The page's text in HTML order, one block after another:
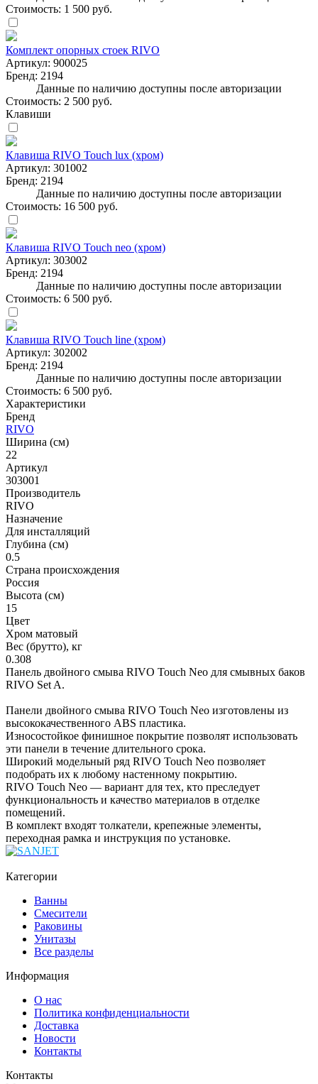
Стоимость: 1 500 руб.
Комплект опорных стоек RIVO
Артикул: 900025
Бренд: 2194
Данные по наличию доступны после авторизации
Стоимость: 2 500 руб.
Клавиши
Клавиша RIVO Touch lux (хром)
Артикул: 301002
Бренд: 2194
Данные по наличию доступны после авторизации
Стоимость: 16 500 руб.
Клавиша RIVO Touch neo (хром)
Артикул: 303002
Бренд: 2194
Данные по наличию доступны после авторизации
Стоимость: 6 500 руб.
Клавиша RIVO Touch line (хром)
Артикул: 302002
Бренд: 2194
Данные по наличию доступны после авторизации
Стоимость: 6 500 руб.
Характеристики
Бренд
RIVO
Ширина (см)
22
Артикул
303001
Производитель
RIVO
Назначение
Для инсталляций
Глубина (см)
0.5
Страна происхождения
Россия
Высота (см)
15
Цвет
Хром матовый
Вес (брутто), кг
0.308
Панель двойного смыва RIVO Touch Neo для смывных баков
RIVO Set A.
Панели двойного смыва RIVO Touch Neo изготовлены из
высококачественного ABS пластика.
Износостойкое финишное покрытие позволят использовать
эти панели в течение длительного срока.
Широкий модельный ряд RIVO Touch Neo позволяет
подобрать их к любому настенному покрытию.
RIVO Touch Neo — вариант для тех, кто преследует
функциональность и качество материалов в отделке
помещений.
В комплект входят толкатели, крепежные элементы,
переходная рамка и инструкция по установке.
Категории
Ванны
Смесители
Раковины
Унитазы
Все разделы
Информация
О нас
Политика конфиденциальности
Доставка
Новости
Контакты
Контакты